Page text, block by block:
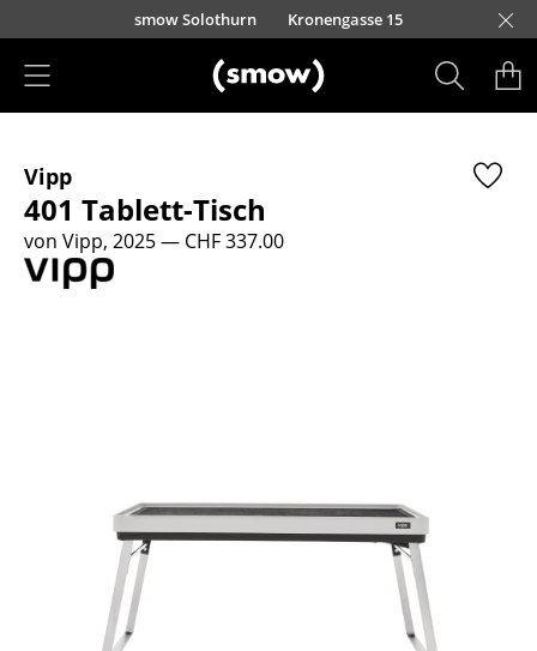
Direkt zum Inhaltsmow Solothurn Kronengasse 15
Sitzmöbel
Esszimmerstühle
Sofas
Barhocker
Hocker
Bänke & Liegen
Vipp
401 Tablett-Tisch
von Vipp, 2025— CHF 337.00